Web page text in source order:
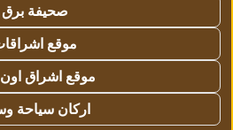
صحيفة برق
موقع
موقع اشراق اون
اركان سياحة